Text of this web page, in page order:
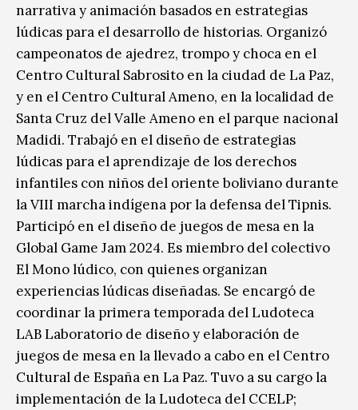
narrativa y animación basados en estrategias
lúdicas para el desarrollo de historias. Organizó
campeonatos de ajedrez, trompo y choca en el
Centro Cultural Sabrosito en la ciudad de La Paz,
y en el Centro Cultural Ameno, en la localidad de
Santa Cruz del Valle Ameno en el parque nacional
Madidi. Trabajó en el diseño de estrategias
lúdicas para el aprendizaje de los derechos
infantiles con niños del oriente boliviano durante
la VIII marcha indígena por la defensa del Tipnis.
Participó en el diseño de juegos de mesa en la
Global Game Jam 2024. Es miembro del colectivo
El Mono lúdico, con quienes organizan
experiencias lúdicas diseñadas. Se encargó de
coordinar la primera temporada del Ludoteca
LAB Laboratorio de diseño y elaboración de
juegos de mesa en la llevado a cabo en el Centro
Cultural de España en La Paz. Tuvo a su cargo la
implementación de la Ludoteca del CCELP;